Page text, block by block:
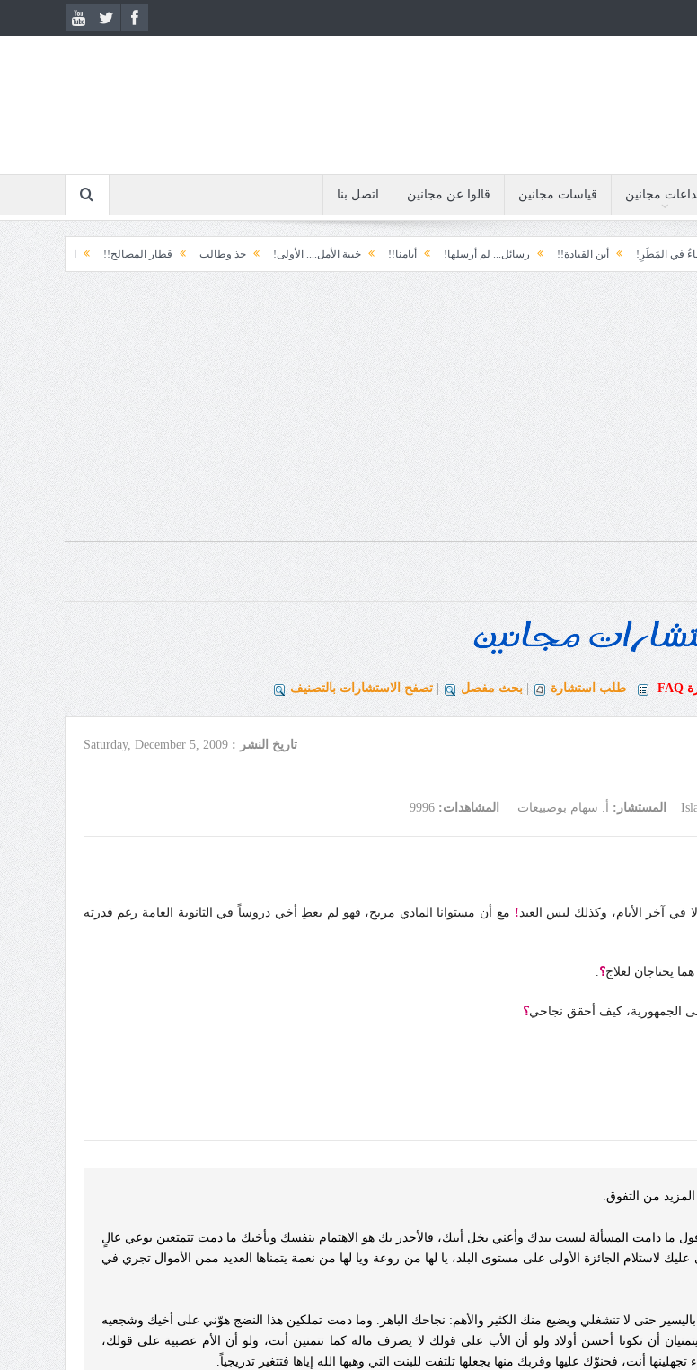
مجانين قياسات مجانين قالوا عن مجانين اتصل بنا
أين القيادة!! رسائل... لم أرسلها! أيامنا!! خيبة الأمل.... الأولى! خذ وطالب قطار المصالح!! ابتسامة الطوارئ!
FAQ طلب استشارة | بحث مفصل | تصفح الاستشارات بالتصنيف
تاريخ النشر :Saturday, December 5, 2009
المستشار: أ. سهام بوصبيعات المشاهدات:9996
في آخر الأيام، وكذلك لبس العيد! مع أن مستوانا المادي مريح، فهو لم يعطِ أخي دروساً في الثانوية العامة رغم قدرته
يحتاجان لعلاج؟.
الجمهورية، كيف أحقق نجاحي؟
من التفوق.
ما دامت المسألة ليست بيدك وأعني بخل أبيك، فالأجدر بك هو الاهتمام بنفسك وبأخيك ما دمت تتمتعين بوعي عالٍ
الجائزة الأولى على مستوى البلد، يا لها من روعة ويا لها من نعمة يتمناها العديد ممن الأموال تجري في
حتى لا تنشغلي ويضيع منك الكثير والأهم: نجاحك الباهر. وما دمت تملكين هذا النضج هوّني على أخيك وشجعيه
أن تكونا أحسن أولاد ولو أن الأب على قولك لا يصرف ماله كما تتمنين أنت، ولو أن الأم عصبية على قولك،
أنت، فحنوّك عليها وقربك منها يجعلها تلتفت للبنت التي وهبها الله إياها فتتغير تدريجياً.